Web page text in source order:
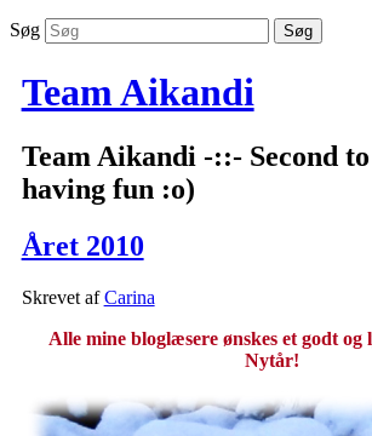
Søg
Team Aikandi
Team Aikandi -::- Second
having fun :o)
Året 2010
Skrevet afCarina
Alle mine bloglæsere ønskes et godt
Nytår!